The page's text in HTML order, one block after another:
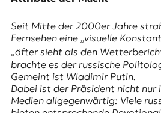
o
d
e
r
Seit Mitte der 2000er Jahre
Fernsehen eine „visuelle
„öfter sieht als den
brachte es der russische
Gemeint ist Wladimir Putin.
Dabei ist der Präsident nicht nur
Medien allgegenwärtig: Viele